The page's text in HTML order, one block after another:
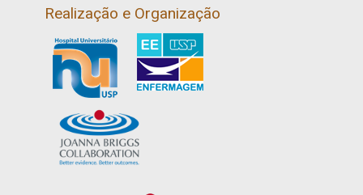
Realização e Organização